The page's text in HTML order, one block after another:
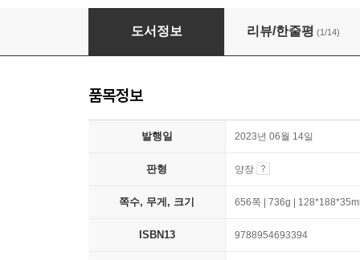
도서정보 리뷰/한줄평 (1/14)
품목정보
발행일 2023년 06월 14일
판형 양장
쪽수, 무게, 크기 656쪽 | 736g |
ISBN13 9788954693394